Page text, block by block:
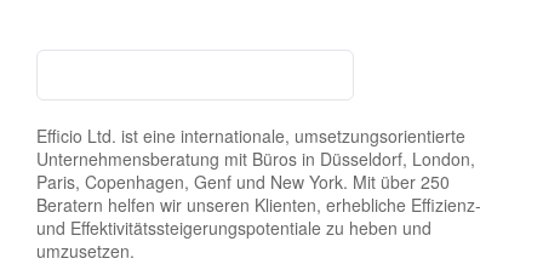
Efficio Ltd. ist eine internationale, umsetzungsorientierte
Unternehmensberatung mit Büros in Düsseldorf, London,
Paris, Copenhagen, Genf und New York. Mit über 250
Beratern helfen wir unseren Klienten, erhebliche Effizienz-
und Effektivitätssteigerungspotentiale zu heben und
umzusetzen.